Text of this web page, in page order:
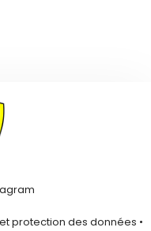
protection des données •